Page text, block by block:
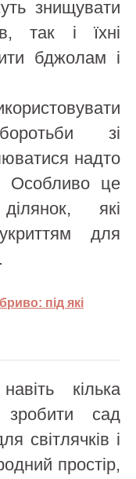
знищувати
так і їхні
бджолам і
зі
надто
Особливо це
які
для
під які
кілька
сад
світлячків і
простір,